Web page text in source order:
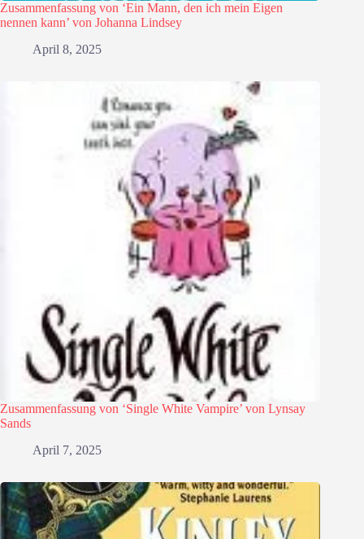
Zusammenfassung von ‘Ein Mann, den ich mein Eigen
nennen kann’ von Johanna Lindsey
April 8, 2025
Zusammenfassung von ‘Single White Vampire’ von Lynsay
Sands
April 7, 2025